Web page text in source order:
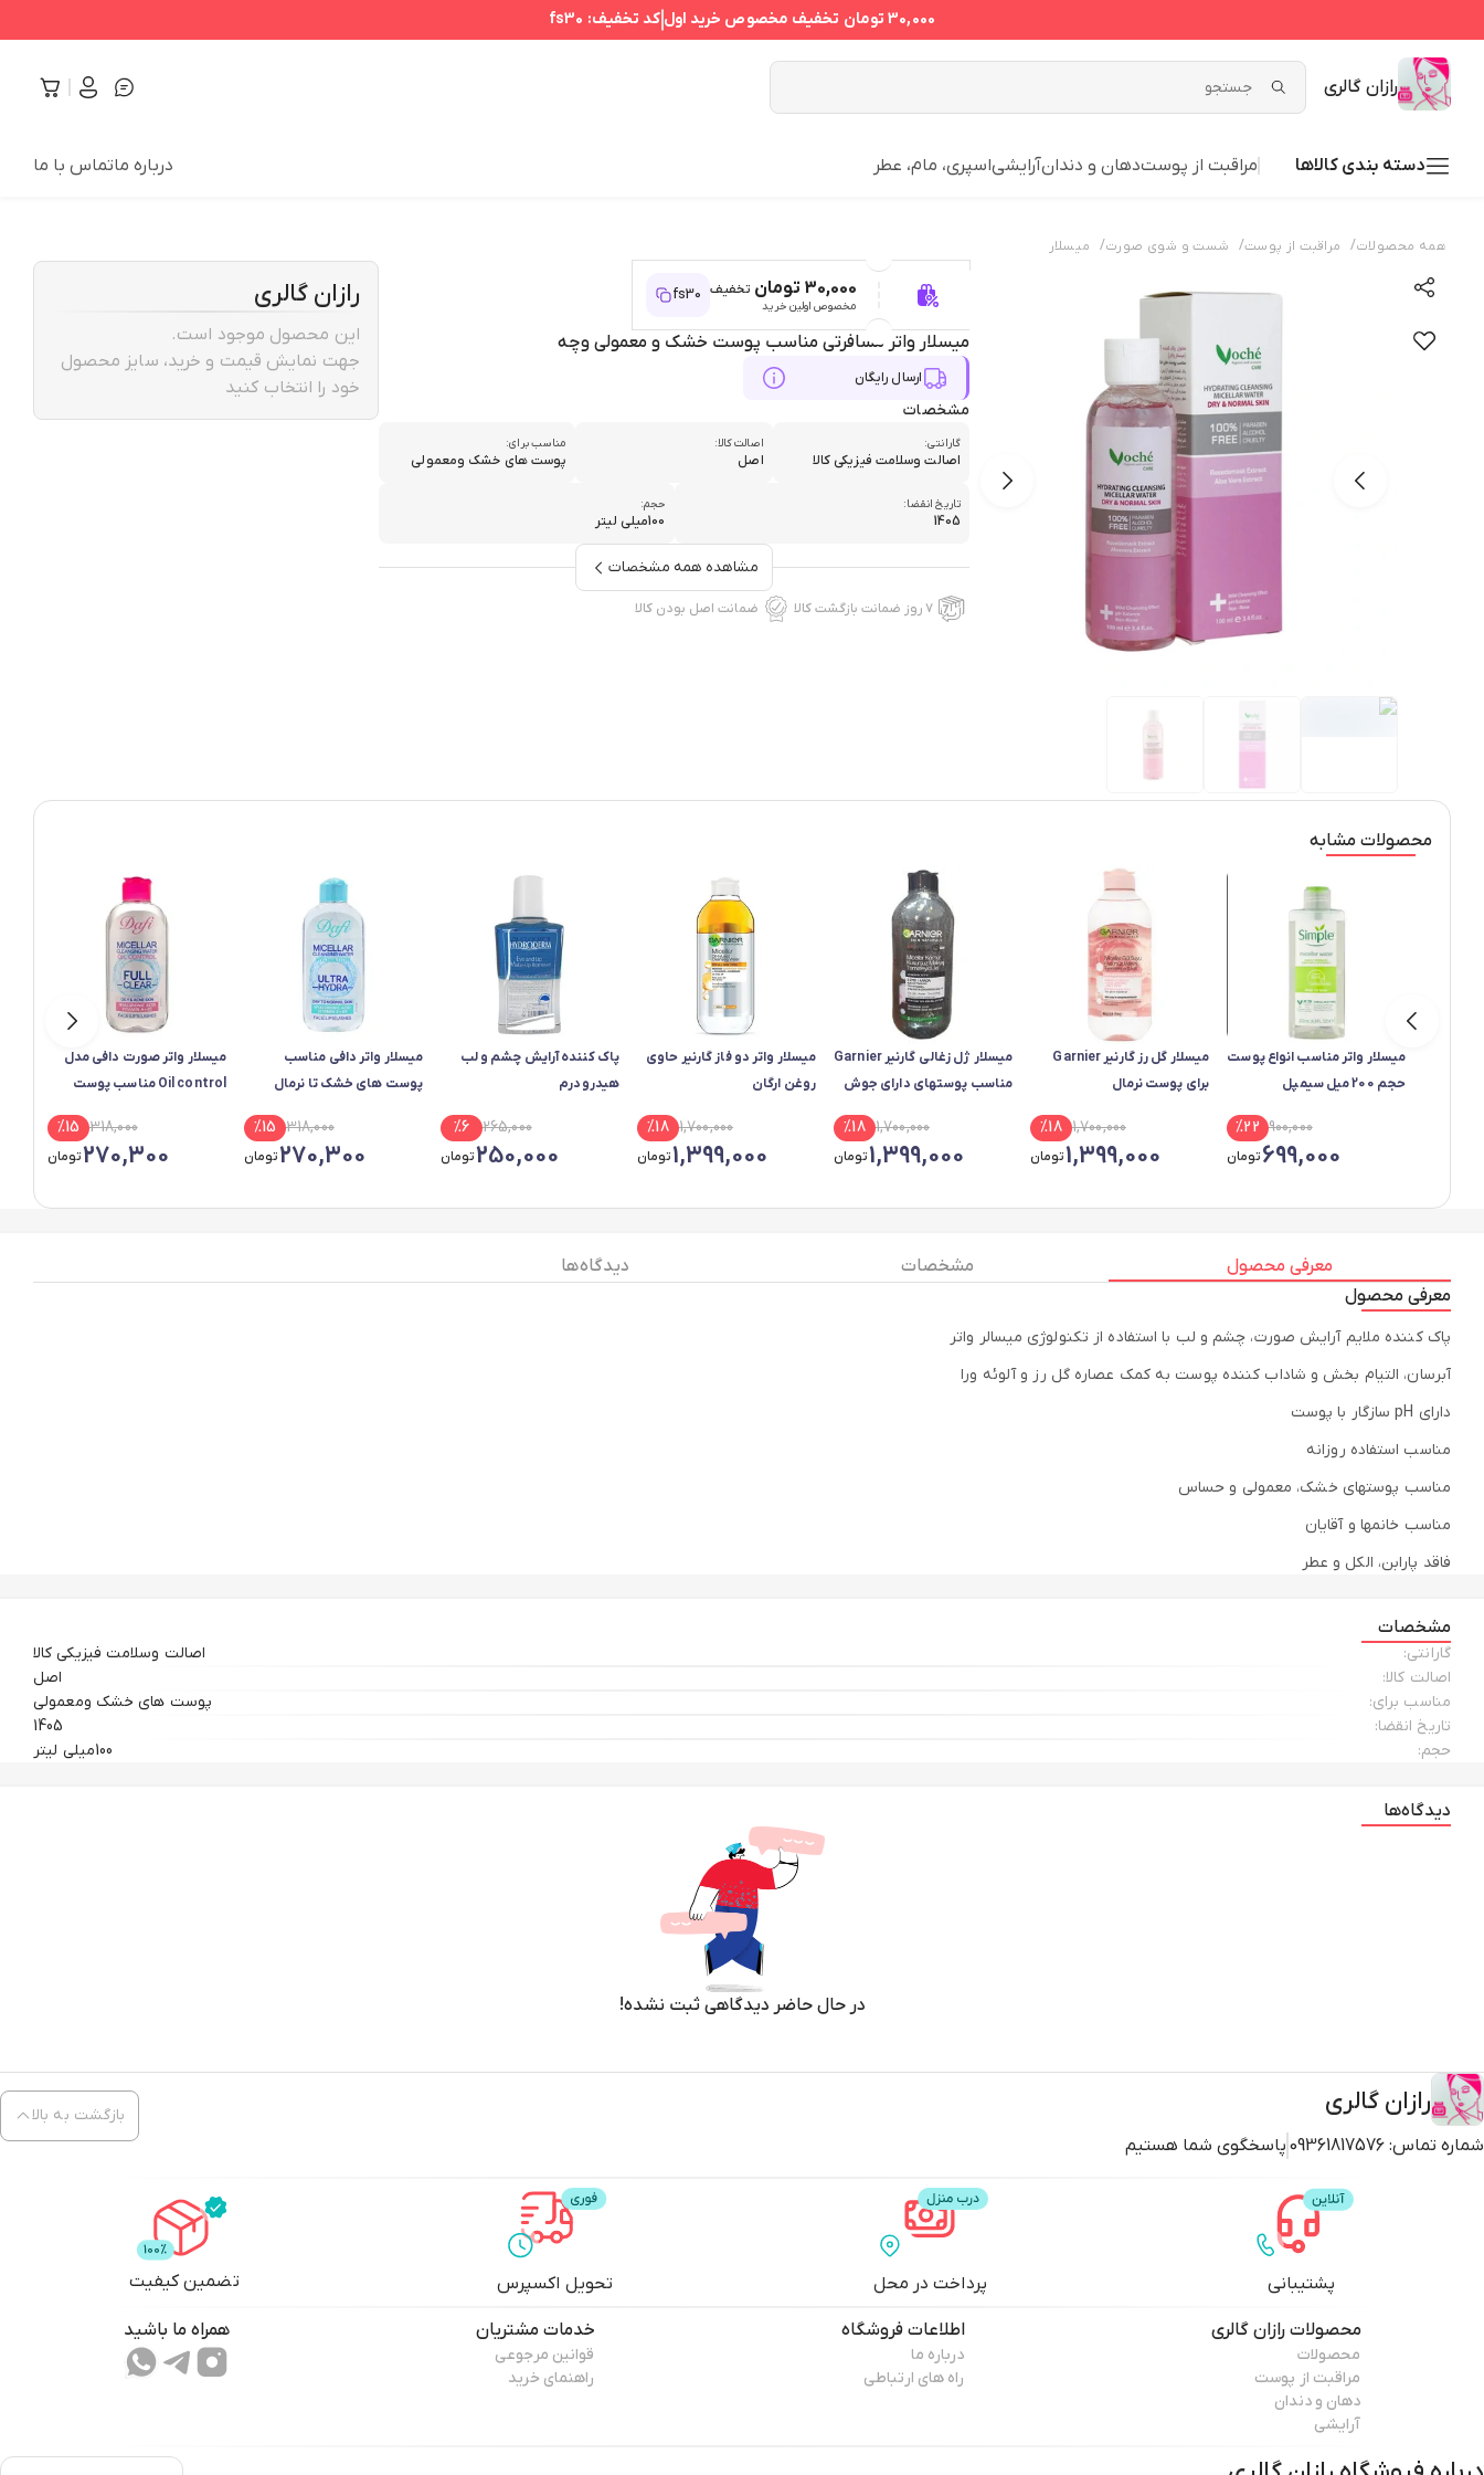
30,000 تومان تخفیف مخصوص خرید اول کد تخفیف: fs30
رازان گالری
دسته بندی کالاها مراقبت از پوستدهان و دندانآرایشیاسپری، مام، عطر درباره ماتماس با ما
همه محصولات/ مراقبت از پوست/ شست و شوی صورت/ میسلار
30,000 تومان تخفیف
مخصوص اولین خرید
fs30
میسلار واتر مسافرتی مناسب پوست خشک و معمولی وچه
ارسال رایگان
مشخصات
گارانتی:
اصالت وسلامت فیزیکی کالا
اصالت کالا:
اصل
مناسب برای:
پوست های خشک ومعمولی
تاریخ انقضا:
1405
حجم:
100میلی لیتر
مشاهده همه مشخصات
۷ روز ضمانت بازگشت کالا ضمانت اصل بودن کالا
رازان گالری
این محصول موجود است.
جهت نمایش قیمت و خرید، سایز محصول
خود را انتخاب کنید
محصولات مشابه
میسلار واتر مناسب انواع پوست
حجم 200 میل سیمپل
900,000
%22
699,000تومان
میسلار گل رز گارنیر Garnier
برای پوست نرمال
1,700,000
%18
1,399,000تومان
میسلار ژل زغالی گارنیر Garnier
مناسب پوستهای دارای جوش
1,700,000
%18
1,399,000تومان
میسلار واتر دو فاز گارنیر حاوی
روغن ارگان
1,700,000
%18
1,399,000تومان
پاک کننده آرایش چشم و لب
هیدرودرم
265,000
%6
250,000تومان
میسلار واتر دافی مناسب
پوست های خشک تا نرمال
318,000
%15
270,300تومان
میسلار واتر صورت دافی مدل
Oil control مناسب پوست
318,000
%15
270,300تومان
معرفی محصول مشخصات
دیدگاه ها
معرفی محصول
پاک کننده ملایم آرایش صورت، چشم و لب با استفاده از تکنولوژی میسالر واتر
آبرسان، التیام بخش و شاداب کننده پوست به کمک عصاره گل رز و آلوئه ورا
دارای pH سازگار با پوست
مناسب استفاده روزانه
مناسب پوستهای خشک، معمولی و حساس
مناسب خانمها و آقایان
فاقد پارابن، الکل و عطر
مشخصات
گارانتی:
اصالت وسلامت فیزیکی کالا
اصالت کالا:
اصل
مناسب برای:
پوست های خشک ومعمولی
تاریخ انقضا:
1405
حجم:
100میلی لیتر
دیدگاه‌ها
در حال حاضر دیدگاهی ثبت نشده!
رازان گالری
شماره تماس: 09361817576 پاسخگوی شما هستیم
بازگشت به بالا
پشتیبانی پرداخت در محل تحویل اکسپرس تضمین کیفیت
محصولاترازان گالری
محصولات
مراقبت از پوست
دهان و دندان
آرایشی
اطلاعات فروشگاه
درباره ما
راه های ارتباطی
خدمات مشتریان
قوانین مرجوعی
راهنمای خرید
همراه ما باشید